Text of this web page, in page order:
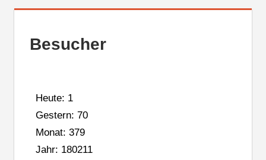
Besucher
Heute: 1
Gestern: 70
Monat: 379
Jahr: 180211